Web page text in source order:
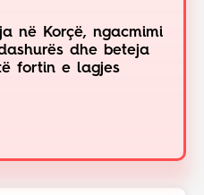
në Korçë, ngacmimi
dhe beteja
fortin e lagjes